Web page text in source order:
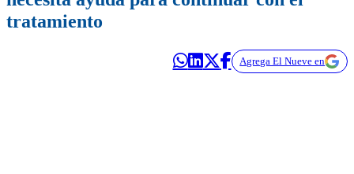
tratamiento
Agrega El Nueve en